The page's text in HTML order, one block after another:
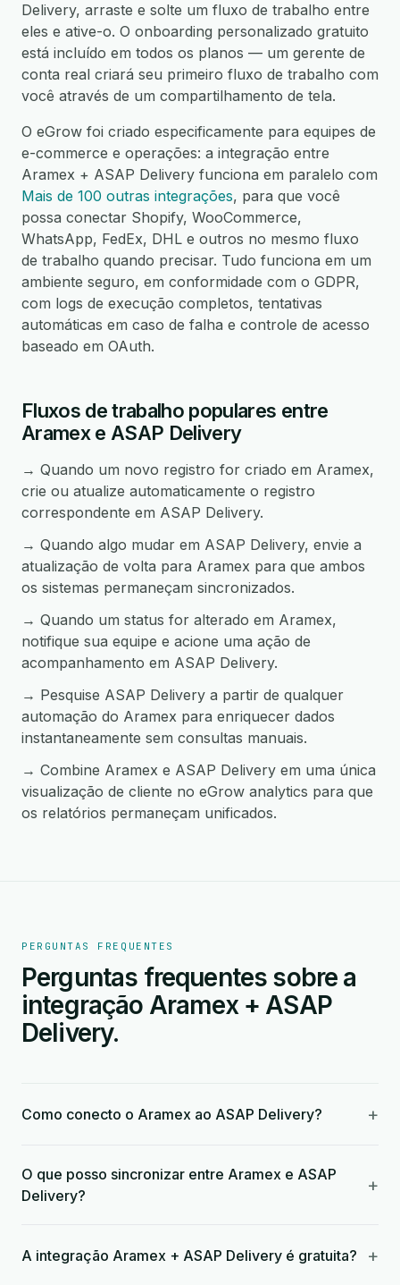
Delivery, arraste e solte um fluxo de trabalho entre
eles e ative-o. O onboarding personalizado gratuito
está incluído em todos os planos — um gerente de
conta real criará seu primeiro fluxo de trabalho com
você através de um compartilhamento de tela.
O eGrow foi criado especificamente para equipes de
e-commerce e operações: a integração entre
Aramex + ASAP Delivery funciona em paralelo com
Mais de 100 outras integrações, para que você
possa conectar Shopify, WooCommerce,
WhatsApp, FedEx, DHL e outros no mesmo fluxo
de trabalho quando precisar. Tudo funciona em um
ambiente seguro, em conformidade com o GDPR,
com logs de execução completos, tentativas
automáticas em caso de falha e controle de acesso
baseado em OAuth.
Fluxos de trabalho populares entre
Aramex e ASAP Delivery
→ Quando um novo registro for criado em Aramex,
crie ou atualize automaticamente o registro
correspondente em ASAP Delivery.
→ Quando algo mudar em ASAP Delivery, envie a
atualização de volta para Aramex para que ambos
os sistemas permaneçam sincronizados.
→ Quando um status for alterado em Aramex,
notifique sua equipe e acione uma ação de
acompanhamento em ASAP Delivery.
→ Pesquise ASAP Delivery a partir de qualquer
automação do Aramex para enriquecer dados
instantaneamente sem consultas manuais.
→ Combine Aramex e ASAP Delivery em uma única
visualização de cliente no eGrow analytics para que
os relatórios permaneçam unificados.
PERGUNTAS FREQUENTES
Perguntas frequentes sobre a
integração Aramex + ASAP
Delivery.
Como conecto o Aramex ao ASAP Delivery? +
O que posso sincronizar entre Aramex e ASAP
Delivery?
+
A integração Aramex + ASAP Delivery é gratuita? +